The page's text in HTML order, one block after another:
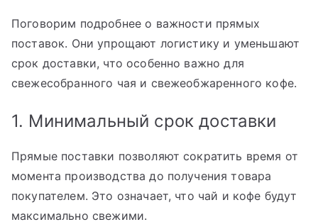
Поговорим подробнее о важности прямых
поставок. Они упрощают логистику и уменьшают
срок доставки, что особенно важно для
свежесобранного чая и свежеобжаренного кофе.
1. Минимальный срок доставки
Прямые поставки позволяют сократить время от
момента производства до получения товара
покупателем. Это означает, что чай и кофе будут
максимально свежими.